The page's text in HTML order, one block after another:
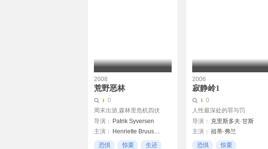
2008
荒野恶林
0
周末出游,森林里危机四伏
导演：
Patrik Syversen
主演：
Henriette Bruusgaard
Janne Beate Bnes
恐惧 惊栗
生还
2006
寂静岭1
0
人性最深处的罪与罚
导演： 克里斯多夫·甘斯
主演： 祖蒂·弗兰
拉妲·米契尔
劳瑞·侯登
恐惧
惊栗